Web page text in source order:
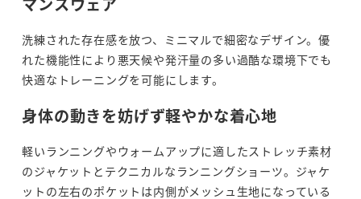
洗練された存在感を放つ、ミニマルで細密なデザイン。優
れた機能性により悪天候や発汗量の多い過酷な環境下でも
快適なトレーニングを可能にします。
身体の動きを妨げず軽やかな着心地
軽いランニングやウォームアップに適したストレッチ素材
のジャケットとテクニカルなランニングショーツ。ジャケ
ットの左右のポケットは内側がメッシュ生地になっている